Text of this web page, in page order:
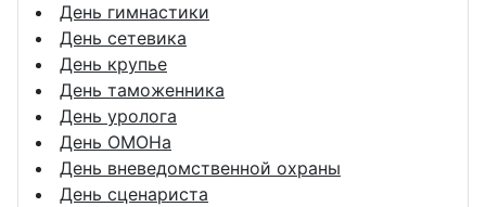
День гимнастики
День сетевика
День крупье
День таможенника
День уролога
День ОМОНа
День вневедомственной охраны
День сценариста